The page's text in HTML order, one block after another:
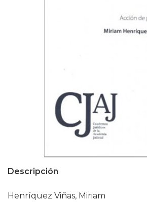
Descripción
Henríquez Viñas, Miriam